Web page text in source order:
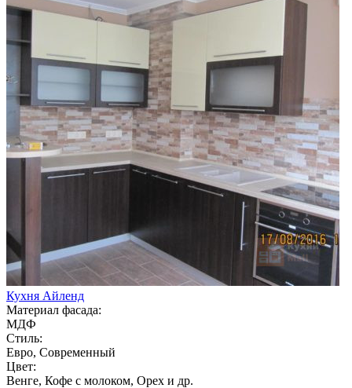
Кухня Айленд
Материал фасада:
МДФ
Стиль:
Евро, Современный
Цвет:
Венге, Кофе с молоком, Орех и др.